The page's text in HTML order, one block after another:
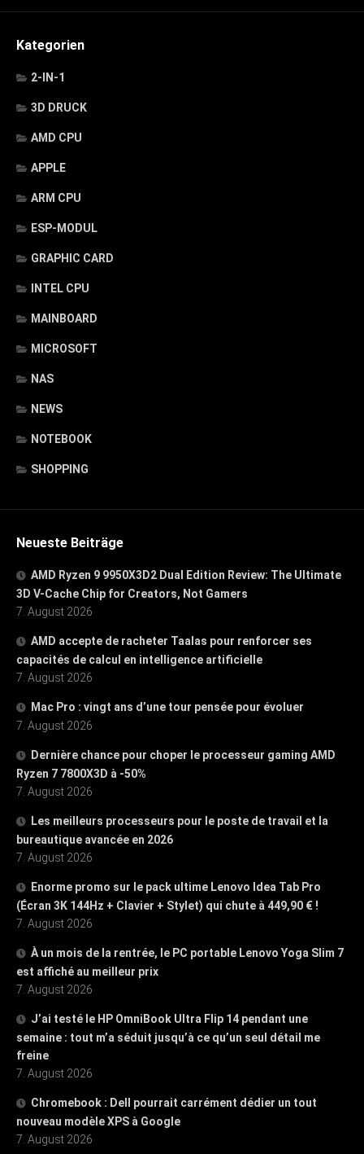
Kategorien
2-IN-1
3D DRUCK
AMD CPU
APPLE
ARM CPU
ESP-MODUL
GRAPHIC CARD
INTEL CPU
MAINBOARD
MICROSOFT
NAS
NEWS
NOTEBOOK
SHOPPING
Neueste Beiträge
AMD Ryzen 9 9950X3D2 Dual Edition Review: The Ultimate
3D V-Cache Chip for Creators, Not Gamers
7. August 2026
AMD accepte de racheter Taalas pour renforcer ses
capacités de calcul en intelligence artificielle
7. August 2026
Mac Pro : vingt ans d’une tour pensée pour évoluer
7. August 2026
Dernière chance pour choper le processeur gaming AMD
Ryzen 7 7800X3D à -50%
7. August 2026
Les meilleurs processeurs pour le poste de travail et la
bureautique avancée en 2026
7. August 2026
Enorme promo sur le pack ultime Lenovo Idea Tab Pro
(Écran 3K 144Hz + Clavier + Stylet) qui chute à 449,90 € !
7. August 2026
À un mois de la rentrée, le PC portable Lenovo Yoga Slim 7
est affiché au meilleur prix
7. August 2026
J’ai testé le HP OmniBook Ultra Flip 14 pendant une
semaine : tout m’a séduit jusqu’à ce qu’un seul détail me
freine
7. August 2026
Chromebook : Dell pourrait carrément dédier un tout
nouveau modèle XPS à Google
7. August 2026